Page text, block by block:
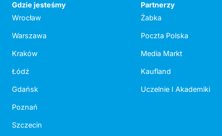
Gdzie jesteśmy
Wrocław
Warszawa
Kraków
Łódź
Gdańsk
Poznań
Szczecin
Partnerzy
Żabka
Poczta Polska
Media Markt
Kaufland
Uczelnie I Akademiki